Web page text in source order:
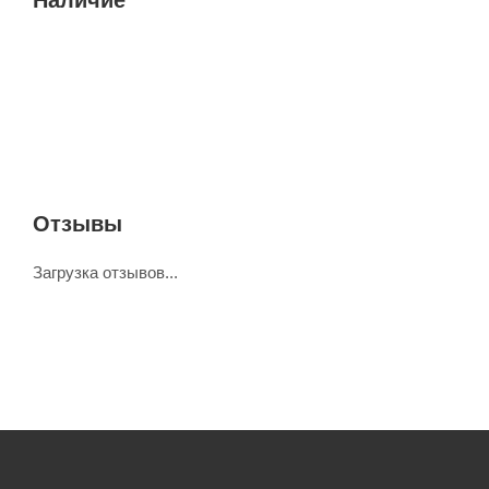
Отзывы
Загрузка отзывов...